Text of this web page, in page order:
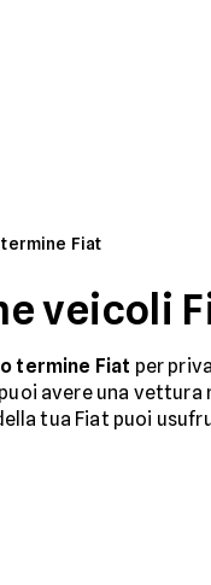
Fiat
veicoli
termine Fiat per
avere una
tua Fiat puoi